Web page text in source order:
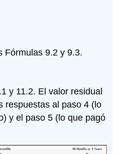
Fórmulas 9.2 y 9.3.
y 11.2. El valor residual
respuestas al paso 4 (lo
y el paso 5 (lo que pagó